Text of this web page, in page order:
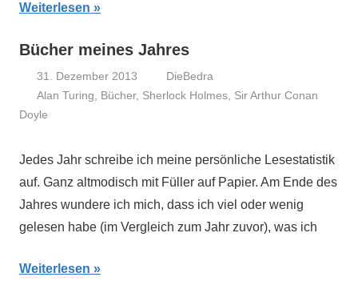
Weiterlesen
Bücher meines Jahres
31. Dezember 2013
DieBedra
Alan Turing
Bücher, Sherlock Holmes Sir Arthur Conan
Doyle
Jedes Jahr schreibe ich meine persönliche Lesestatistik
auf. Ganz altmodisch mit Füller auf Papier. Am Ende des
Jahres wundere ich mich, dass ich viel oder wenig
gelesen habe (im Vergleich zum Jahr zuvor), was ich
Weiterlesen